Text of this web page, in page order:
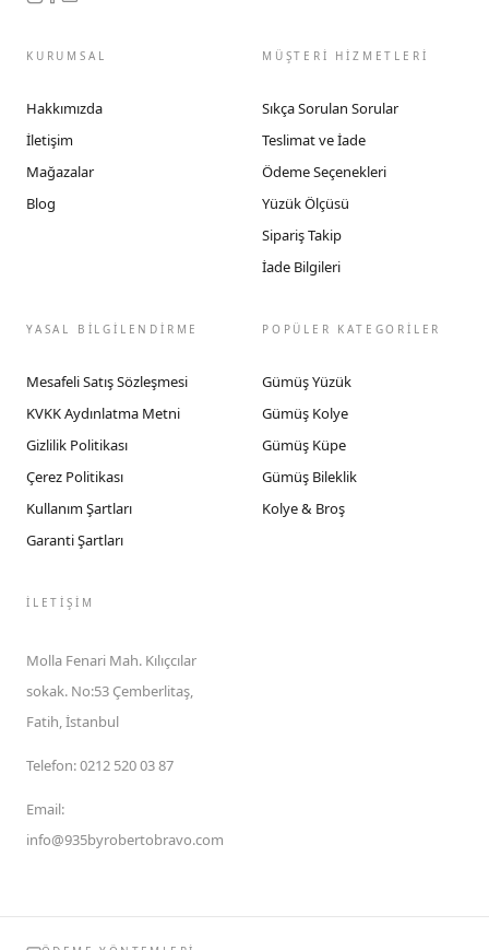
KURUMSAL
Hakkımızda
İletişim
Mağazalar
Blog
MÜŞTERİ HİZMETLERİ
Sıkça Sorulan Sorular
Teslimat ve İade
Ödeme Seçenekleri
Yüzük Ölçüsü
Sipariş Takip
İade Bilgileri
YASAL BİLGİLENDİRME
Mesafeli Satış Sözleşmesi
KVKK Aydınlatma Metni
Gizlilik Politikası
Çerez Politikası
Kullanım Şartları
Garanti Şartları
POPÜLER KATEGORİLER
Gümüş Yüzük
Gümüş Kolye
Gümüş Küpe
Gümüş Bileklik
Kolye & Broş
İLETIŞIM
Molla Fenari Mah. Kılıçcılar
sokak. No:53 Çemberlitaş,
Fatih, İstanbul
Telefon:0212 520 03 87
Email:
info@935byrobertobravo.com